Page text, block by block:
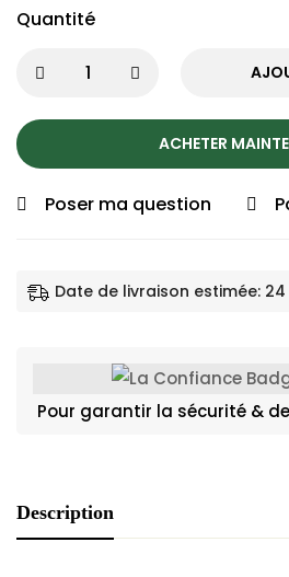
Quantité
ACHETER
Poser ma question
Date de livraison estimée: 24
Pour garantir la sécurité &
Description